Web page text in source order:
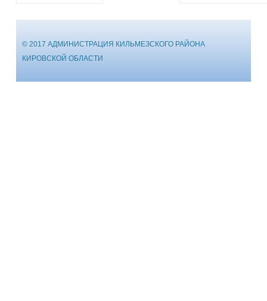
© 2017 АДМИНИСТРАЦИЯ КИЛЬМЕЗСКОГО РАЙОНА
КИРОВСКОЙ ОБЛАСТИ